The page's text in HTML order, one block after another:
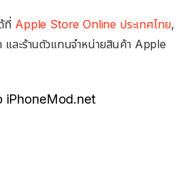
ที่ Apple Store Online ประเทศไทย,
ละร้านตัวแทนจำหน่ายสินค้า Apple
iPhoneMod.net